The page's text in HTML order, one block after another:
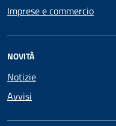
Imprese e commercio
NOVITÀ
Notizie
Avvisi